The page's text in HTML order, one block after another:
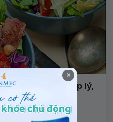
cơ giảm mỡ hợp lý,
×